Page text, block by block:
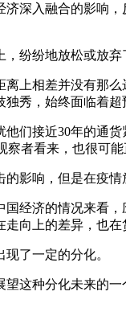
深入融合的影响
纷纷地放松或放弃
上相差并没有那
秀，始终面临着
们接近30年的通
者看来，也很可能
影响，但是在疫
经济的情况来看
向上的差异，也在
了一定的分化。
这种分化未来的